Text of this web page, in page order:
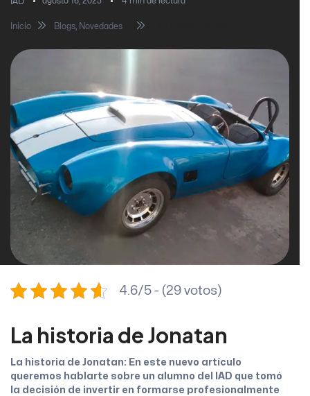
Inicio Blogs, Novedades
4.6/5 - (29 votos)
La historia de Jonatan
La historia de Jonatan: En este nuevo artículo
queremos hablarte sobre un alumno del IAD que tomó
la decisión de invertir en formarse profesionalmente